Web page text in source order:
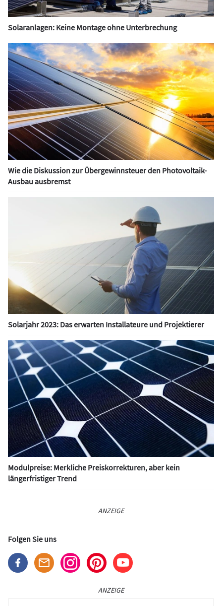
Solaranlagen: Keine Montage ohne Unterbrechung
Wie die Diskussion zur Übergewinnsteuer den Photovoltaik-
Ausbau ausbremst
Solarjahr 2023: Das erwarten Installateure und Projektierer
Modulpreise: Merkliche Preiskorrekturen, aber kein
längerfristiger Trend
ANZEIGE
Folgen Sie uns
ANZEIGE